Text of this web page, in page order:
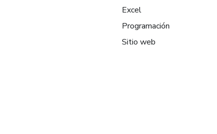
Excel
Programación
Sitio web